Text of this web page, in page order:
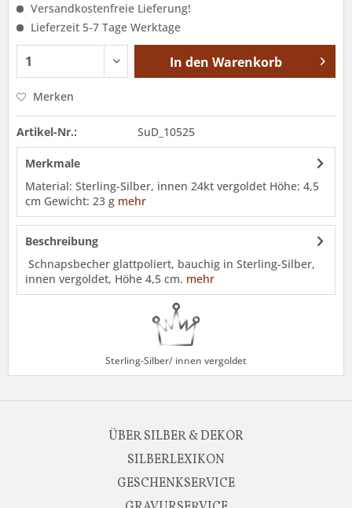
Versandkostenfreie Lieferung!
Lieferzeit 5-7 Tage Werktage
In den Warenkorb
Merken
Artikel-Nr.: SuD_10525
Merkmale
Material: Sterling-Silber, innen 24kt vergoldet Höhe: 4,5
cm Gewicht: 23 g mehr
Beschreibung
Schnapsbecher glattpoliert, bauchig in Sterling-Silber,
innen vergoldet, Höhe 4,5 cm. mehr
Sterling-Silber/ innen vergoldet
ÜBER SILBER & DEKOR
SILBERLEXIKON
GESCHENKSERVICE